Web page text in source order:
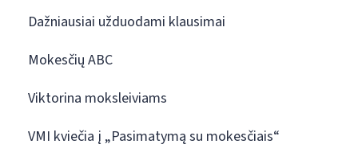
Dažniausiai užduodami klausimai
Mokesčių ABC
Viktorina moksleiviams
VMI kviečia į „Pasimatymą su mokesčiais“